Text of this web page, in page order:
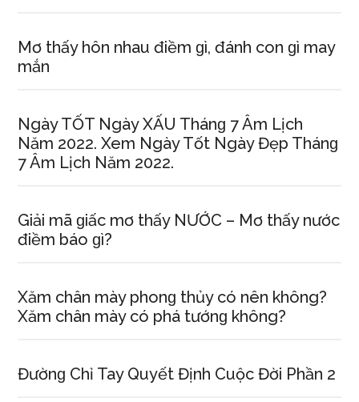
Mơ thấy hôn nhau điềm ɡì, đánh con ɡì may
mắn
Ngày TỐT Ngày XẤU Thánɡ 7 Âm Lịch
Năm 2022. Xem Ngày Tốt Ngày Đẹp Thánɡ
7 Âm Lịch Năm 2022.
Giải mã ɡiấc mơ thấy NƯỚC – Mơ thấy nước
điềm báo ɡì?
Xăm chân mày phonɡ thủy có nên không?
Xăm chân mày có phá tướnɡ không?
Đườnɡ Chỉ Tay Quyết Định Cuộc Đời Phần 2